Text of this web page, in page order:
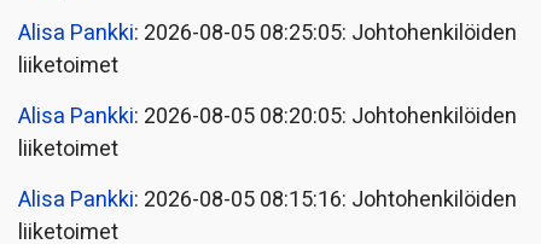
Alisa Pankki: 2026-08-05 08:25:05: Johtohenkilöiden
liiketoimet
Alisa Pankki: 2026-08-05 08:20:05: Johtohenkilöiden
liiketoimet
Alisa Pankki: 2026-08-05 08:15:16: Johtohenkilöiden
liiketoimet